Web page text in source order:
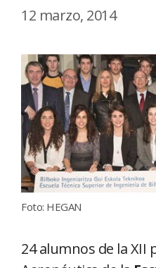
12 marzo, 2014
Foto: HEGAN
24 alumnos de la XII